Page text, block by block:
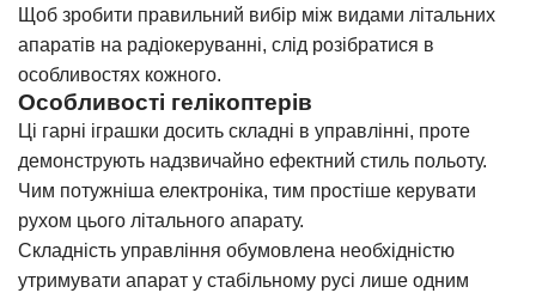
Щоб зробити правильний вибір між видами літальних
апаратів на радіокеруванні, слід розібратися в
особливостях кожного.
Особливості гелікоптерів
Ці гарні іграшки досить складні в управлінні, проте
демонструють надзвичайно ефектний стиль польоту.
Чим потужніша електроніка, тим простіше керувати
рухом цього літального апарату.
Складність управління обумовлена ​​необхідністю
утримувати апарат у стабільному русі лише одним